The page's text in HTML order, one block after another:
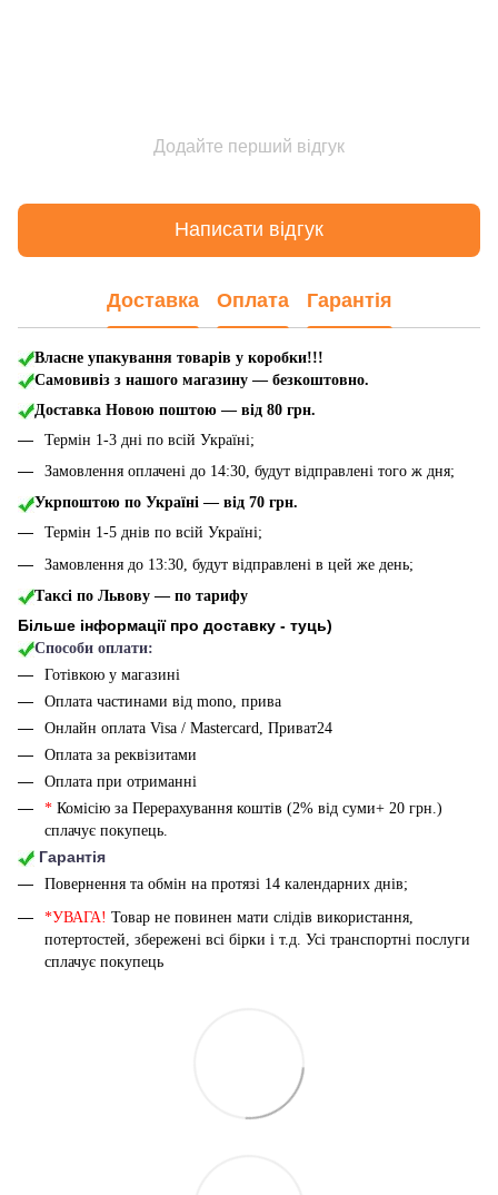
Додайте перший відгук
Написати відгук
Доставка Оплата Гарантія
Власне упакування товарів у коробки!!!
Самовивіз з нашого магазину — безкоштовно.
Доставка Новою поштою — від 80 грн.
Термін 1-3 дні по всій Україні;
Замовлення оплачені до 14:30, будут відправлені того ж дня;
Укрпоштою по Україні — від 70 грн.
Термін 1-5 днів по всій Україні;
Замовлення до 13:30, будут відправлені в цей же день;
Таксі по Львову — по тарифу
Більше інформації про доставку - туць)
Способи оплати:
Готівкою у магазині
Оплата частинами від mono, прива
Онлайн оплата Visa / Mastercard, Приват24
Оплата за реквізитами
Оплата при отриманні
* Комісію за Перерахування коштів (2% від суми+ 20 грн.)
сплачує покупець.
Гарантія
Повернення та обмін на протязі 14 календарних днів;
*УВАГА! Товар не повинен мати слідів використання,
потертостей, збережені всі бірки і т.д. Усі транспортні послуги
сплачує покупець